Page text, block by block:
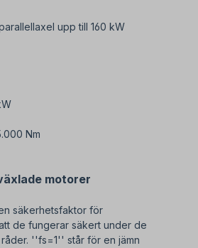
upp till 160 kW
Nm
motorer
säkerhetsfaktor för
de fungerar säkert under de
''fs=1'' står för en jämn